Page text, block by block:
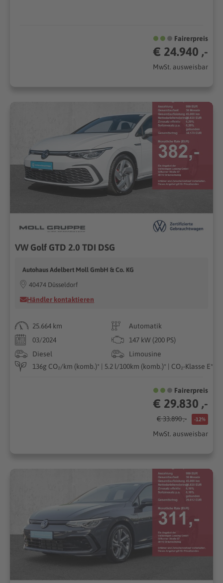
Fairerpreis
€ 24.940 ,-
MwSt. ausweisbar
VW Golf GTD 2.0 TDI DSG
Autohaus Adelbert Moll GmbH & Co. KG
40474 Düsseldorf
Händler kontaktieren
25.664 km
Automatik
03/2024
147 kW (200 PS)
Diesel
Limousine
136g CO₂/km (komb.)* | 5.2 l/100km (komb.)* | CO₂-Klasse E*
Fairerpreis
€ 29.830 ,-
€ 33.890 ,- -12%
MwSt. ausweisbar